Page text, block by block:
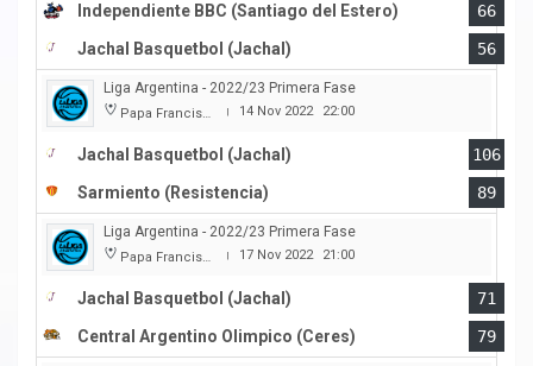
Independiente BBC (Santiago del Estero)
66
Jachal Basquetbol (Jachal)
56
Liga Argentina - 2022/23 Primera Fase
Papa Francisco | 14 Nov 2022 22:00
Jachal Basquetbol (Jachal)
106
Sarmiento (Resistencia)
89
Liga Argentina - 2022/23 Primera Fase
Papa Francisco | 17 Nov 2022 21:00
Jachal Basquetbol (Jachal)
71
Central Argentino Olimpico (Ceres)
79